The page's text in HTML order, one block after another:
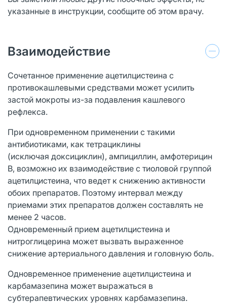
указанные в инструкции, сообщите об этом врачу.
Взаимодействие
Сочетанное применение ацетилцистеина с
противокашлевыми средствами может усилить
застой мокроты из-за подавления кашлевого
рефлекса.
При одновременном применении с такими
антибиотиками, как тетрациклины
(исключая доксициклин), ампициллин, амфотерицин
В, возможно их взаимодействие с тиоловой группой
ацетилцистеина, что ведет к снижению активности
обоих препаратов. Поэтому интервал между
приемами этих препаратов должен составлять не
менее 2 часов.
Одновременный прием ацетилцистеина и
нитроглицерина может вызвать выраженное
снижение артериального давления и головную боль.
Одновременное применение ацетилцистеина и
карбамазепина может выражаться в
субтерапевтических уровнях карбамазепина.